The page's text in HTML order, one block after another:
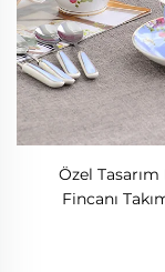
Özel
Fincanı